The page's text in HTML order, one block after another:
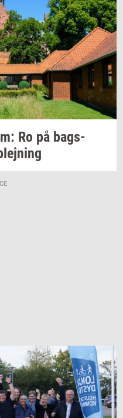
Ro på bags­